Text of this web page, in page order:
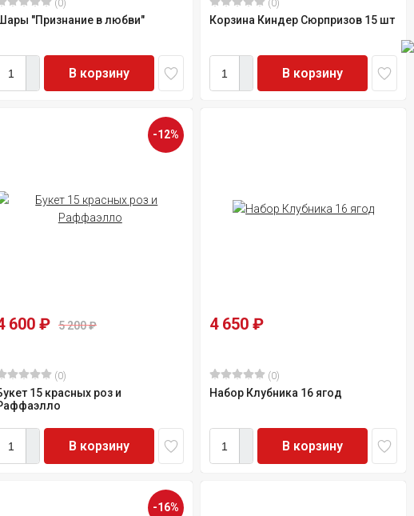
(0)
"Признание в любви"
В корзину
(0)
Корзина Киндер Сюрпризов 15 шт
В корзину
-12%
600₽ 5 200₽
(0)
15 красных роз и
В корзину
4 650₽
(0)
Набор Клубника 16 ягод
В корзину
-16%